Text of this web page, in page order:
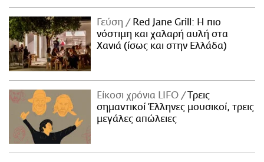
Γεύση
Red Jane Grill: Η πιο
νόστιμη και χαλαρή αυλή στα
Χανιά (ίσως και στην Ελλάδα)
Είκοσι χρόνια LIFO
Tρεις
σημαντικοί Έλληνες μουσικοί, τρεις
μεγάλες απώλειες